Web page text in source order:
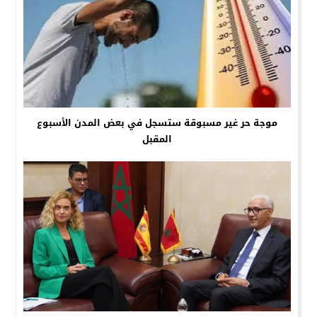
موجة حر غير مسبوقة ستسجل في بعض المدن الأسبوع
المقبل